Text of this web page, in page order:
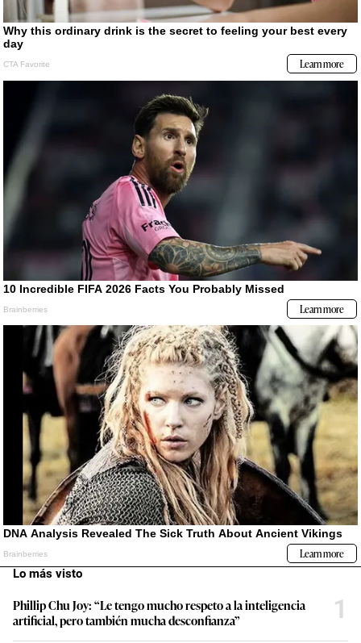
Lo más visto
Phillip Chu Joy: “Le tengo mucho respeto a la inteligencia
artificial, pero también mucha desconfianza”
1